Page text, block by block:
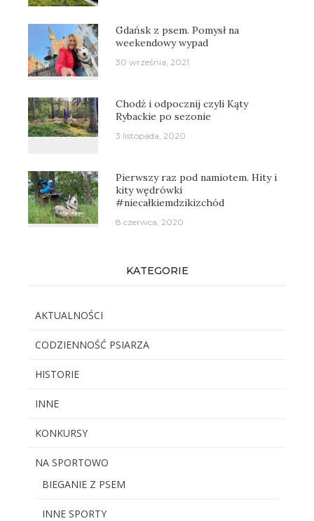
Gdańsk z psem. Pomysł na
weekendowy wypad
30 września, 2021
Chodź i odpocznij czyli Kąty
Rybackie po sezonie
3 listopada, 2020
Pierwszy raz pod namiotem. Hity i
kity wędrówki
#niecałkiemdzikizchód
8 czerwca, 2020
KATEGORIE
AKTUALNOŚCI
CODZIENNOŚĆ PSIARZA
HISTORIE
INNE
KONKURSY
NA SPORTOWO
BIEGANIE Z PSEM
INNE SPORTY